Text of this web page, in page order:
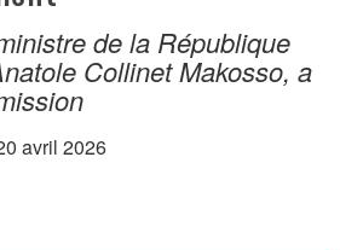
de la République
Collinet Makosso, a
avril 2026